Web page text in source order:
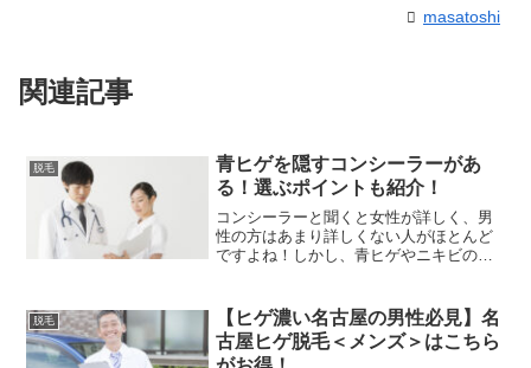
masatoshi
関連記事
脱毛
青ヒゲを隠すコンシーラーがあ
る！選ぶポイントも紹介！
コンシーラーと聞くと女性が詳しく、男
性の方はあまり詳しくない人がほとんど
ですよね！しかし、青ヒゲやニキビの跡
に青ヒゲを隠す「青ヒゲ用コンシーラ
ー」はとても人気が高い商品...
脱毛
【ヒゲ濃い名古屋の男性必見】名
古屋ヒゲ脱毛＜メンズ＞はこちら